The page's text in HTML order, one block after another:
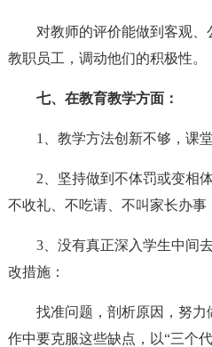
对教师的评价能做到客观
教职员工，调动他们的积极性。
七、在教育教学方面：
1、教学方法创新不够，课
2、坚持做到不体罚或变相
不收礼、不吃请、不叫家长办事
3、没有真正深入学生中间
改措施：
找准问题，剖析原因，努
作中要克服这些缺点，以“三个